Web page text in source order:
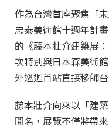
作為台灣首座聚焦「
忠泰美術館十週年計
的《藤本壯介建築展
次特別與日本森美術
外巡迴首站直接移師台
藤本壯介向來以「建
聞名，展覽不僅將帶